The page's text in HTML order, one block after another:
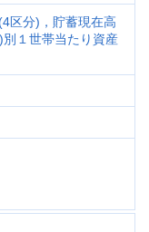
区分)，貯蓄現在高
１世帯当たり資産